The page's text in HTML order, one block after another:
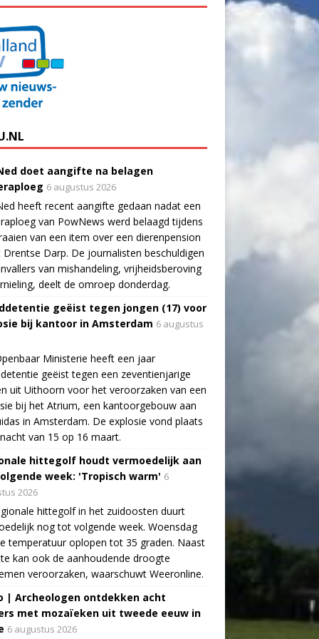
doet aangifte na belagen
6 augustus 2026
heeft recent aangifte gedaan nadat een
van PowNews werd belaagd tijdens
van een item over een dierenpension
Drentse Darp. De journalisten beschuldigen
van mishandeling, vrijheidsberoving
deelt de omroep donderdag.
geëist tegen jongen (17) voor
bij kantoor in Amsterdam 6 augustus
Ministerie heeft een jaar
geëist tegen een zeventienjarige
uit Uithoorn voor het veroorzaken van een
bij het Atrium, een kantoorgebouw aan
in Amsterdam. De explosie vond plaats
van 15 op 16 maart.
hittegolf houdt vermoedelijk aan
week: 'Tropisch warm' 6
2026
hittegolf in het zuidoosten duurt
nog tot volgende week. Woensdag
temperatuur oplopen tot 35 graden. Naast
kan ook de aanhoudende droogte
veroorzaken, waarschuwt Weeronline.
| Archeologen ontdekken acht
met mozaïeken uit tweede eeuw in
6 augustus 2026